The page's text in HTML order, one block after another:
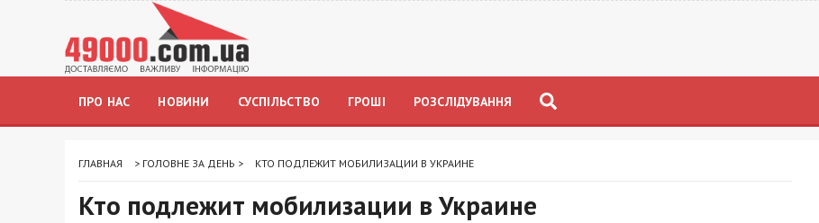
ПРО НАС НОВИНИ СУСПІЛЬСТВО ГРОШІ РОЗСЛІДУВАННЯ
ГЛАВНАЯ > ГОЛОВНЕ ЗА ДЕНЬ > КТО ПОДЛЕЖИТ МОБИЛИЗАЦИИ В УКРАИНЕ
Кто подлежит мобилизации в Украине